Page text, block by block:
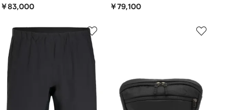
￥83,000 ￥79,100